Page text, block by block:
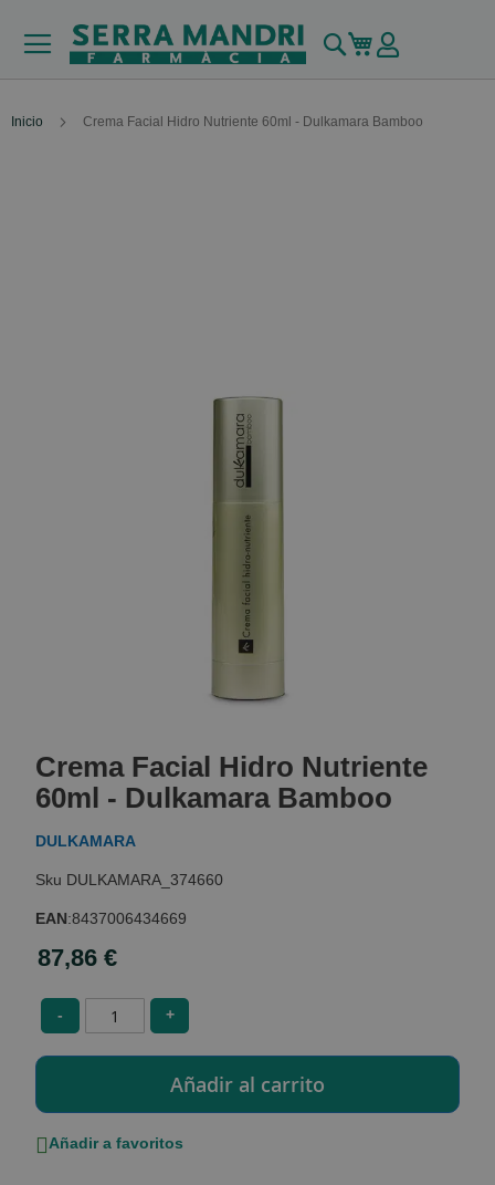
Buscar
Mi carrito
Inicio Crema Facial Hidro Nutriente 60ml - Dulkamara Bamboo
the
beginning
of
the
gallery
Crema Facial Hidro Nutriente
60ml - Dulkamara Bamboo
DULKAMARA
DULKAMARA_374660
EAN:8437006434669
87,86 €
- +
Añadir a favoritos